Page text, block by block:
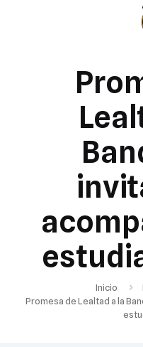
Inicio
Promesa de Lealtad a la